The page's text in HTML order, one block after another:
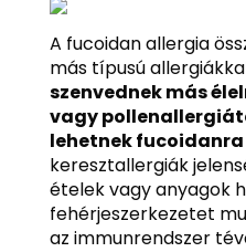
A fucoidan allergia
más típusú
szenvednek más
vagy
lehetnek
keresztallergiák
ételek vagy anyagok
fehérjeszerkezetet
az immunrendszer